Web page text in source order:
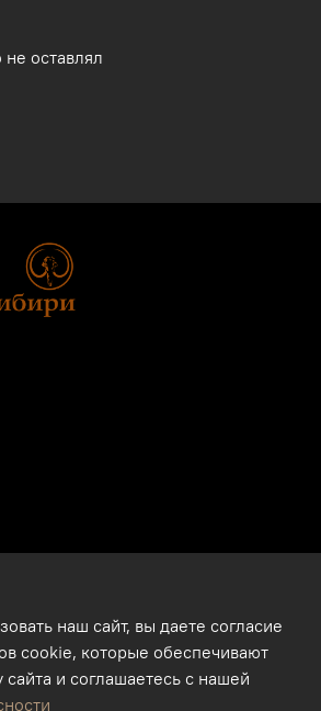
оставлял
в Тюмени. Тюменские
из кости, бивня мамонта в
Корпоративные подарки.
наш сайт, вы даете согласие
cookie, которые обеспечивают
и соглашаетесь с нашей